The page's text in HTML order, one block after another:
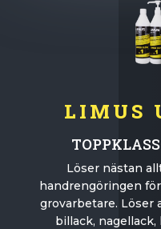
LIMUS
Löser nästan
handrengöringen
grovarbetare. Löser
billack, nagellack,